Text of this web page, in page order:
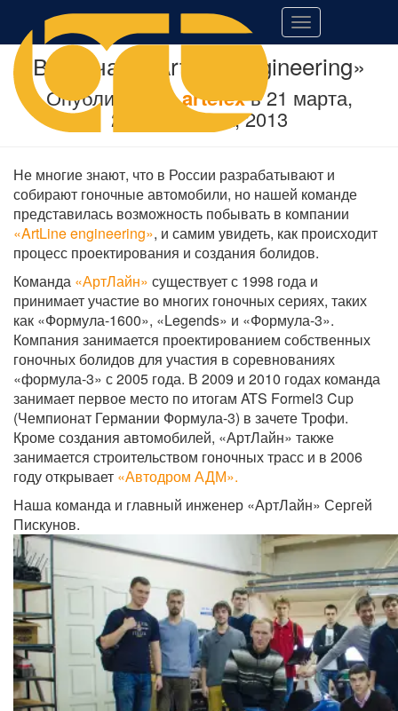
Переключить
Встреча с «ArtLine engineering»
Опубликованоartefexв21 марта,
2013 21 марта, 2013
Не многие знают, что в России разрабатывают и
собирают гоночные автомобили, но нашей команде
представилась возможность побывать в компании
«ArtLine engineering», и самим увидеть, как происходит
процесс проектирования и создания болидов.
Команда «АртЛайн» существует с 1998 года и
принимает участие во многих гоночных сериях, таких
как «Формула-1600», «Legends» и «Формула-3».
Компания занимается проектированием собственных
гоночных болидов для участия в соревнованиях
«формула-3» с 2005 года. В 2009 и 2010 годах команда
занимает первое место по итогам ATS Formel3 Cup
(Чемпионат Германии Формула-3) в зачете Трофи.
Кроме создания автомобилей, «АртЛайн» также
занимается строительством гоночных трасс и в 2006
году открывает «Автодром АДМ».
Наша команда и главный инженер «АртЛайн» Сергей
Пискунов.